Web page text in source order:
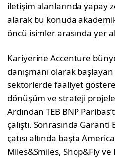
iletişim alanlarında yapay
alarak bu konuda
öncü isimler arasında yer
Kariyerine Accenture
danışmanı olarak başlayan
sektörlerde faaliyet
dönüşüm ve strateji
Ardından TEB BNP
çalıştı. Sonrasında
çatısı altında başta
Miles&Smiles, Shop&Fly ve